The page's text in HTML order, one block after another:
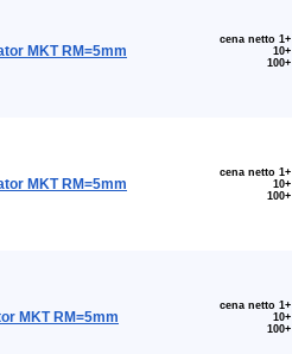
MKT RM=5mm
cena netto 1+
10+
100+
MKT RM=5mm
cena netto 1+
10+
100+
MKT RM=5mm
cena netto 1+
10+
100+